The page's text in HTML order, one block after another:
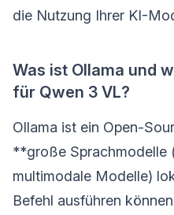
die Nutzung Ihrer KI-
Was ist Ollama und
für Qwen 3 VL?
Ollama ist ein Open-
**große Sprachmodelle
multimodale Modelle)
Befehl ausführen